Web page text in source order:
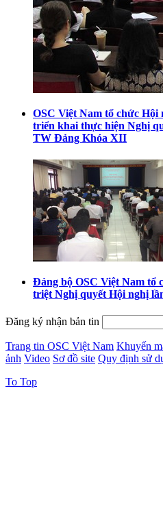
OSC Việt Nam tổ chức
triển khai thực hiện Nghị
TW Đảng Khóa XII
Đảng bộ OSC Việt Nam tổ
triệt Nghị quyết Hội nghị
Đăng ký nhận bản tin
Trang tin OSC Việt Nam Khuyến
ảnh Video Sơ đồ site Quy định sử
To Top